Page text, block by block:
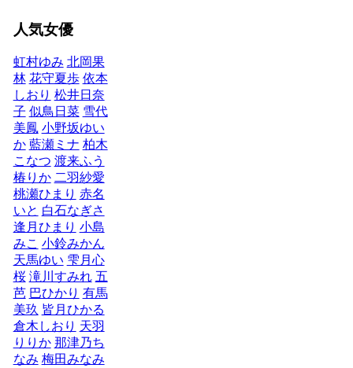
人気女優
虹村ゆみ 北岡果
林 花守夏歩 依本
しおり 松井日奈
子 似鳥日菜 雪代
美鳳 小野坂ゆい
か 藍瀬ミナ 柏木
こなつ 渡来ふう
椿りか 二羽紗愛
桃瀬ひまり 赤名
いと 白石なぎさ
逢月ひまり 小島
みこ 小鈴みかん
天馬ゆい 雫月心
桜 滝川すみれ 五
芭 巴ひかり 有馬
美玖 皆月ひかる
倉木しおり 天羽
りりか 那津乃ち
なみ 梅田みなみ